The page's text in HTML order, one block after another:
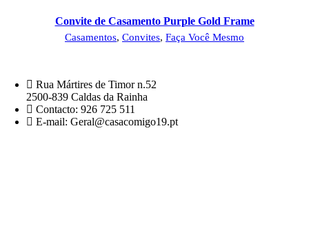
Convite de Casamento Purple Gold Frame
Casamentos, Convites, Faça Você Mesmo
Rua Mártires de Timor n.52
2500-839 Caldas da Rainha
Contacto: 926 725 511
E-mail: Geral@casacomigo19.pt